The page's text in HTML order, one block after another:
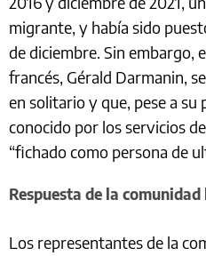
migrante, y había sido
de diciembre. Sin embargo,
francés, Gérald Darmanin,
en solitario y que, pese a su
conocido por los servicios
“fichado como persona de
Respuesta de la
Los representantes de la